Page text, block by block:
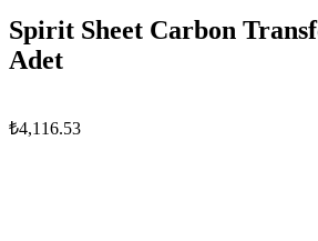
Spirit Sheet Carbon
Adet
₺4,116.53